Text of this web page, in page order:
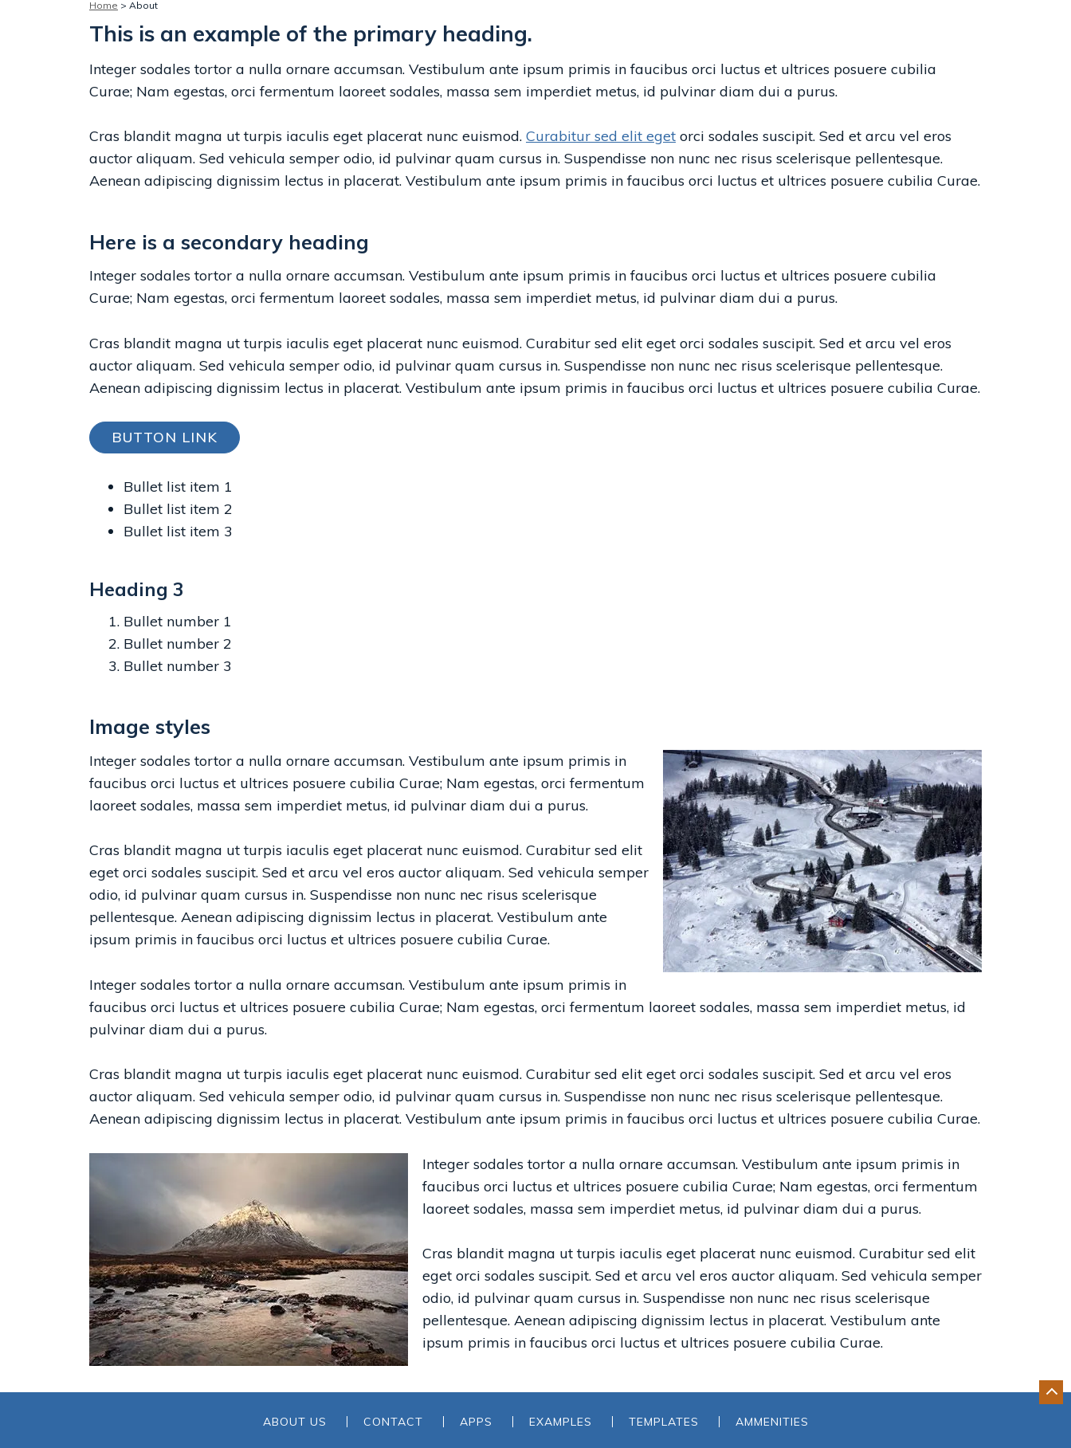
Home > About
This is an example of the primary heading.
Integer sodales tortor a nulla ornare accumsan. Vestibulum ante ipsum primis in faucibus orci luctus et ultrices posuere cubilia
Curae; Nam egestas, orci fermentum laoreet sodales, massa sem imperdiet metus, id pulvinar diam dui a purus.
Cras blandit magna ut turpis iaculis eget placerat nunc euismod. Curabitur sed elit eget orci sodales suscipit. Sed et arcu vel eros
auctor aliquam. Sed vehicula semper odio, id pulvinar quam cursus in. Suspendisse non nunc nec risus scelerisque pellentesque.
Aenean adipiscing dignissim lectus in placerat. Vestibulum ante ipsum primis in faucibus orci luctus et ultrices posuere cubilia Curae.
Here is a secondary heading
Integer sodales tortor a nulla ornare accumsan. Vestibulum ante ipsum primis in faucibus orci luctus et ultrices posuere cubilia
Curae; Nam egestas, orci fermentum laoreet sodales, massa sem imperdiet metus, id pulvinar diam dui a purus.
Cras blandit magna ut turpis iaculis eget placerat nunc euismod. Curabitur sed elit eget orci sodales suscipit. Sed et arcu vel eros
auctor aliquam. Sed vehicula semper odio, id pulvinar quam cursus in. Suspendisse non nunc nec risus scelerisque pellentesque.
Aenean adipiscing dignissim lectus in placerat. Vestibulum ante ipsum primis in faucibus orci luctus et ultrices posuere cubilia Curae.
BUTTON LINK
Bullet list item 1
Bullet list item 2
Bullet list item 3
Heading 3
Bullet number 1
Bullet number 2
Bullet number 3
Image styles
Integer sodales tortor a nulla ornare accumsan. Vestibulum ante ipsum primis in
faucibus orci luctus et ultrices posuere cubilia Curae; Nam egestas, orci fermentum
laoreet sodales, massa sem imperdiet metus, id pulvinar diam dui a purus.
Cras blandit magna ut turpis iaculis eget placerat nunc euismod. Curabitur sed elit
eget orci sodales suscipit. Sed et arcu vel eros auctor aliquam. Sed vehicula semper
odio, id pulvinar quam cursus in. Suspendisse non nunc nec risus scelerisque
pellentesque. Aenean adipiscing dignissim lectus in placerat. Vestibulum ante
ipsum primis in faucibus orci luctus et ultrices posuere cubilia Curae.
Integer sodales tortor a nulla ornare accumsan. Vestibulum ante ipsum primis in
faucibus orci luctus et ultrices posuere cubilia Curae; Nam egestas, orci fermentum laoreet sodales, massa sem imperdiet metus, id
pulvinar diam dui a purus.
Cras blandit magna ut turpis iaculis eget placerat nunc euismod. Curabitur sed elit eget orci sodales suscipit. Sed et arcu vel eros
auctor aliquam. Sed vehicula semper odio, id pulvinar quam cursus in. Suspendisse non nunc nec risus scelerisque pellentesque.
Aenean adipiscing dignissim lectus in placerat. Vestibulum ante ipsum primis in faucibus orci luctus et ultrices posuere cubilia Curae.
Integer sodales tortor a nulla ornare accumsan. Vestibulum ante ipsum primis in
faucibus orci luctus et ultrices posuere cubilia Curae; Nam egestas, orci fermentum
laoreet sodales, massa sem imperdiet metus, id pulvinar diam dui a purus.
Cras blandit magna ut turpis iaculis eget placerat nunc euismod. Curabitur sed elit
eget orci sodales suscipit. Sed et arcu vel eros auctor aliquam. Sed vehicula semper
odio, id pulvinar quam cursus in. Suspendisse non nunc nec risus scelerisque
pellentesque. Aenean adipiscing dignissim lectus in placerat. Vestibulum ante
ipsum primis in faucibus orci luctus et ultrices posuere cubilia Curae.
GO
ABOUT US CONTACT APPS EXAMPLES TEMPLATES AMMENITIES